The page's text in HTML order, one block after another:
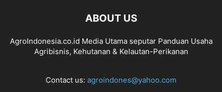
ABOUT US
AgroIndonesia.co.id Media Utama seputar Panduan Usaha
Agribisnis, Kehutanan & Kelautan-Perikanan
Contact us: agroindones@yahoo.com